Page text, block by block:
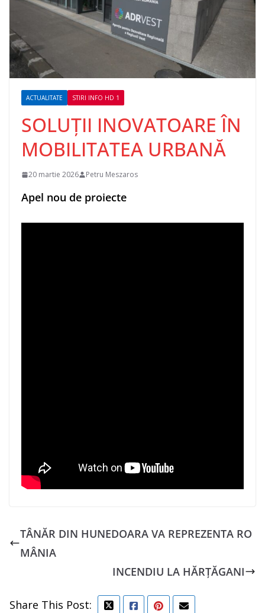
ACTUALITATE STIRI INFO HD 1
SOLUȚII INOVATOARE ÎN
MOBILITATEA URBANĂ
20 martie 2026 Petru Meszaros
Apel nou de proiecte
TÂNĂR DIN HUNEDOARA VA REPREZENTA RO
MÂNIA
INCENDIU LA HĂRȚĂGANI
Share This Post: